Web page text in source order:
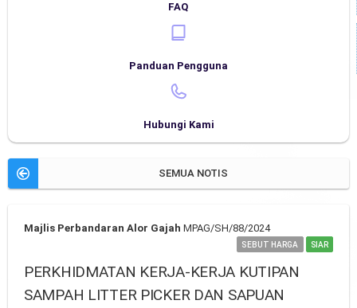
FAQ
Panduan Pengguna
Hubungi Kami
SEMUA NOTIS
Majlis Perbandaran Alor Gajah MPAG/SH/88/2024
SEBUT HARGA SIAR
PERKHIDMATAN KERJA-KERJA KUTIPAN
SAMPAH LITTER PICKER DAN SAPUAN